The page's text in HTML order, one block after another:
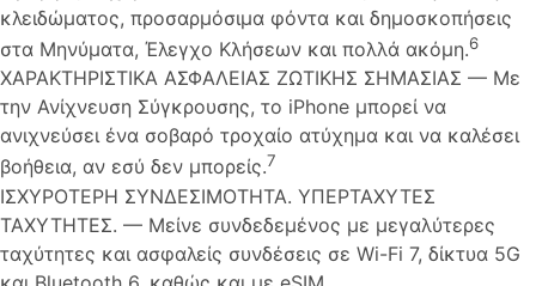
κλειδώματος, προσαρμόσιμα φόντα και δημοσκοπήσεις
στα Μηνύματα, Έλεγχο Κλήσεων και πολλά ακόμη.6
ΧΑΡΑΚΤΗΡΙΣΤΙΚΑ ΑΣΦΑΛΕΙΑΣ ΖΩΤΙΚΗΣ ΣΗΜΑΣΙΑΣ — Με
την Ανίχνευση Σύγκρουσης, το iPhone μπορεί να
ανιχνεύσει ένα σοβαρό τροχαίο ατύχημα και να καλέσει
βοήθεια, αν εσύ δεν μπορείς.7
ΙΣΧΥΡΟΤΕΡΗ ΣΥΝΔΕΣΙΜΟΤΗΤΑ. ΥΠΕΡΤΑΧΥΤΕΣ
ΤΑΧΥΤΗΤΕΣ. — Μείνε συνδεδεμένος με μεγαλύτερες
ταχύτητες και ασφαλείς συνδέσεις σε Wi-Fi 7, δίκτυα 5G